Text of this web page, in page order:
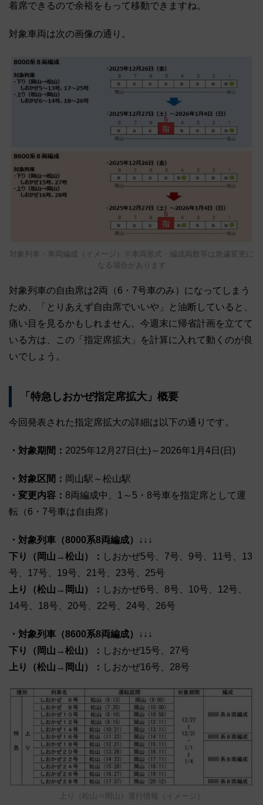
着席できるので余裕をもって移動できますね。
対象車両は次の画像の通り。
対象列車・車両編成（イメージ）※車両形式・編成両数等は急遽変更に
なる場合があります
対象列車の自由席は2両（6・7号車のみ）になってしまう
ため、「とりあえず自由席でいいや」と油断していると、
痛い目を見るかもしれません。今週末に帰省計画を立てて
いる方は、この「指定席拡大」を計算に入れて動くのが良
いでしょう。
「特急しおかぜ指定席拡大」概要
今回発表された指定席拡大の詳細は以下の通りです。
・対象期間： 2025年12月27日(土)～2026年1月4日(日)
・対象区間： 岡山駅～松山駅
・変更内容： 8両編成中、1～5・8号車を指定席として運
転（6・7号車は自由席）
・対象列車（8000系8両編成）↓↓↓
下り（岡山→松山）： しおかぜ5号、7号、9号、11号、13
号、17号、19号、21号、23号、25号
上り（松山→岡山）： しおかぜ6号、8号、10号、12号、
14号、18号、20号、22号、24号、26号
・対象列車（8600系8両編成）↓↓↓
下り（岡山→松山）： しおかぜ15号、27号
上り（松山→岡山）： しおかぜ16号、28号
上り（松山⇒岡山）運行情報（イメージ）